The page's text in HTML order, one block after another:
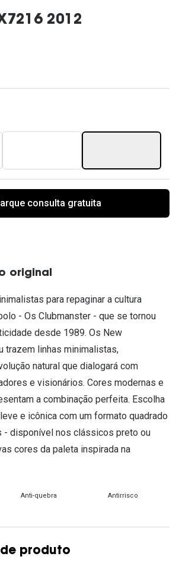
2012
consulta gratuita
original
para repaginar a cultura
- Os Clubmanster - que se tornou
desde 1989. Os New
trazem linhas minimalistas,
natural que dialogará com
e visionários. Cores modernas e
a combinação perfeita. Escolha
e icônica com um formato quadrado
- disponível nos clássicos preto ou
cores da paleta inspirada na
Anti-quebra Antirrisco
produto